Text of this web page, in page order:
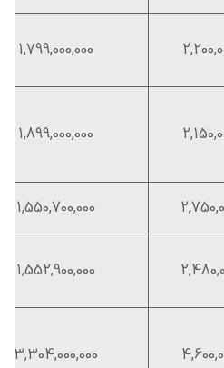
1,799,000,000
1,899,000,000
1,550,700,000
1,552,900,000
3,304,000,000